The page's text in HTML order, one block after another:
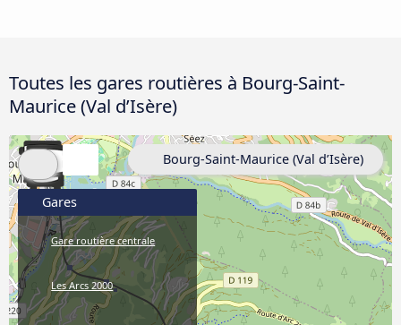
Toutes les gares routières à Bourg-Saint-
Maurice (Val d’Isère)
Gares
Gare routière centrale
Les Arcs 2000
Bourg-Saint-Maurice (Val d’Isère)